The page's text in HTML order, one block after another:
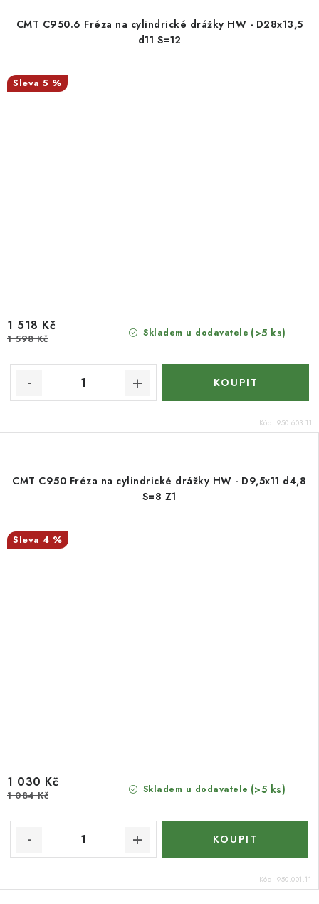
CMT C950.6 Fréza na cylindrické drážky HW - D28x13,5
d11 S=12
5 %
Skladem u dodavatele (>5 ks)
1 518 Kč
1 598 Kč
Kód: 950.603.11
CMT C950 Fréza na cylindrické drážky HW - D9,5x11 d4,8
S=8 Z1
4 %
Skladem u dodavatele (>5 ks)
1 030 Kč
1 084 Kč
Kód: 950.001.11